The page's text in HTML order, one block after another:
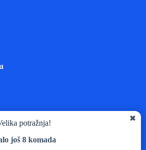
✖
potražnja!
još 8 komada